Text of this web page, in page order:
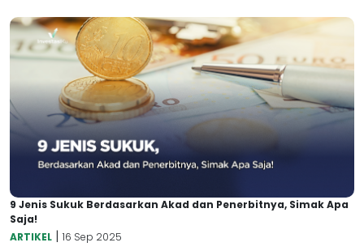
9 Jenis Sukuk Berdasarkan Akad dan Penerbitnya, Simak Apa
Saja!
ARTIKEL | 16 Sep 2025